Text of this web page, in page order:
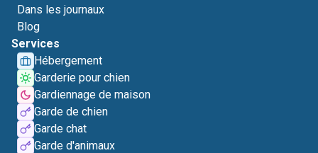
Dans les journaux
Blog
Services
Hébergement
Garderie pour chien
Gardiennage de maison
Garde de chien
Garde chat
Garde d'animaux